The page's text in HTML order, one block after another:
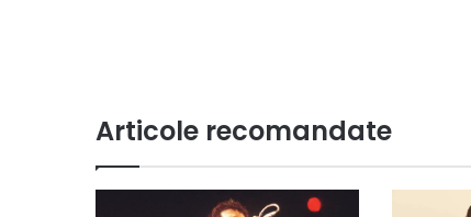
Articole recomandate